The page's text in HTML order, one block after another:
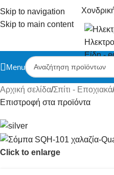
Skip to navigation
Skip to main content
Menu
Αρχική σελίδα/Σπίτι - Εποχιακά/
Επιστροφή στα προϊόντα
Click to enlarge